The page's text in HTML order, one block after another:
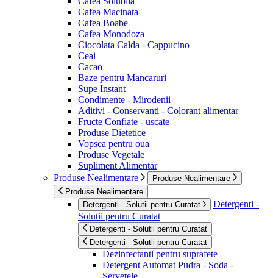
Cafea Macinata
Cafea Boabe
Cafea Monodoza
Ciocolata Calda - Cappucino
Ceai
Cacao
Baze pentru Mancaruri
Supe Instant
Condimente - Mirodenii
Aditivi - Conservanti - Colorant alimentar
Fructe Confiate - uscate
Produse Dietetice
Vopsea pentru oua
Produse Vegetale
Supliment Alimentar
Produse Nealimentare
Produse Nealimentare
Produse Nealimentare
Detergenti - Solutii pentru Curatat
Detergenti -
Solutii pentru Curatat
Detergenti - Solutii pentru Curatat
Detergenti - Solutii pentru Curatat
Dezinfectanti pentru suprafete
Detergent Automat Pudra - Soda -